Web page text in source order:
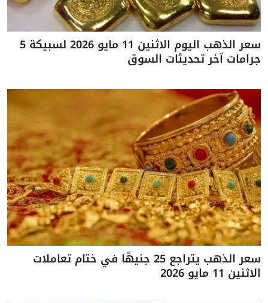
سعر الذهب اليوم الاثنين 11 مايو 2026 لسبيكة 5
جرامات آخر تحديثات السوق
سعر الذهب يتراجع 25 جنيهًا في ختام تعاملات
الاثنين 11 مايو 2026